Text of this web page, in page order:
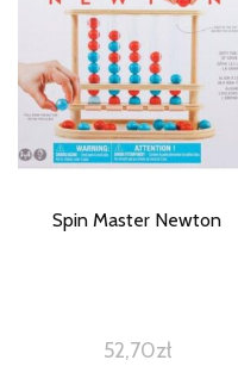
Spin Master Newton
52,70zł